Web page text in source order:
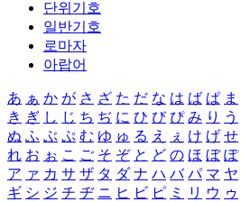
단위기호
일반기호
로마자
아랍어
あ ぁ か が さ ざ た だ な は ば ぱ ま
き ぎ し じ ち ぢ に ひ び ぴ み り う
ぬ ふ ぶ ぷ む ゆ ゅ る え ぇ け げ せ
れ お ぉ こ ご そ ぞ と ど の ほ ぼ ぽ
ア ァ カ サ ザ タ ダ ナ ハ バ パ マ ヤ
ギ シ ジ チ ヂ ニ ヒ ビ ピ ミ リ ウ ゥ